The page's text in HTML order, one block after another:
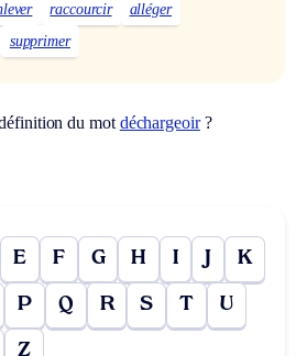
raccourcir
alléger
supprimer
du motdéchargeoir?
E F G H I J K
P Q R S T U
Z